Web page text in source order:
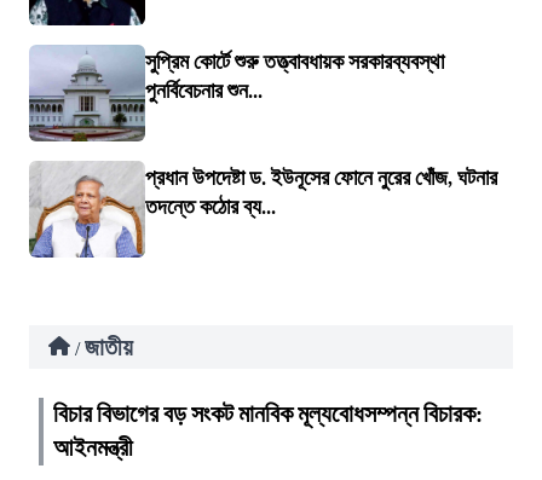
সুপ্রিম কোর্টে শুরু তত্ত্বাবধায়ক সরকারব্যবস্থা
পুনর্বিবেচনার শুন...
প্রধান উপদেষ্টা ড. ইউনূসের ফোনে নুরের খোঁজ, ঘটনার
তদন্তে কঠোর ব্য...
/ জাতীয়
বিচার বিভাগের বড় সংকট মানবিক মূল্যবোধসম্পন্ন বিচারক:
আইনমন্ত্রী